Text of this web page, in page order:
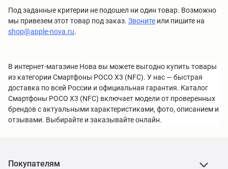
Под заданные критерии не подошел ни один товар. Возможно
мы привезем этот товар под заказ. Звоните или пишите на
shop@apple-nova.ru.
В интернет-магазине Нова вы можете выгодно купить товары
из категории Смартфоны POCO X3 (NFC). У нас — быстрая
доставка по всей России и официальная гарантия. Каталог
Смартфоны POCO X3 (NFC) включает модели от проверенных
брендов с актуальными характеристиками, фото, описанием и
отзывами. Выбирайте и заказывайте онлайн.
Покупателям